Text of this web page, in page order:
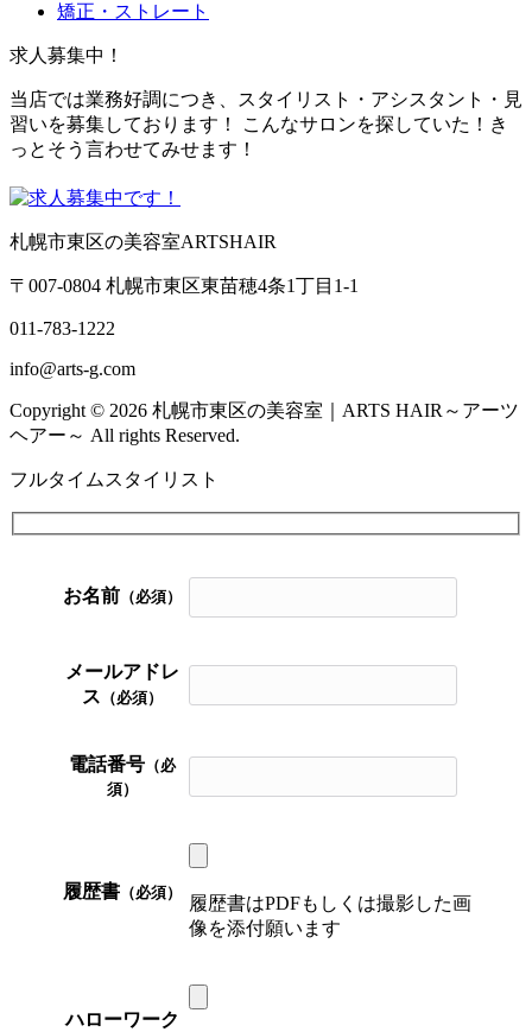
矯正・ストレート
求人募集中！
当店では業務好調につき、スタイリスト・アシスタント・見
習いを募集しております！ こんなサロンを探していた！き
っとそう言わせてみせます！
札幌市東区の美容室ARTSHAIR
〒007-0804 札幌市東区東苗穂4条1丁目1-1
011-783-1222
info@arts-g.com
Copyright © 2026 札幌市東区の美容室｜ARTS HAIR～アーツ
ヘアー～ All rights Reserved.
フルタイムスタイリスト
お名前 （必須）
メールアドレ
ス （必須）
電話番号 （必
須）
履歴書 （必須）
履歴書はPDFもしくは撮影した画
像を添付願います
ハローワーク